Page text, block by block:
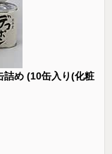
詰め (10缶入り(化粧